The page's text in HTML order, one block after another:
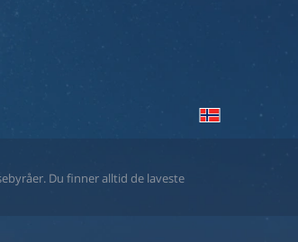
Du finner alltid de laveste